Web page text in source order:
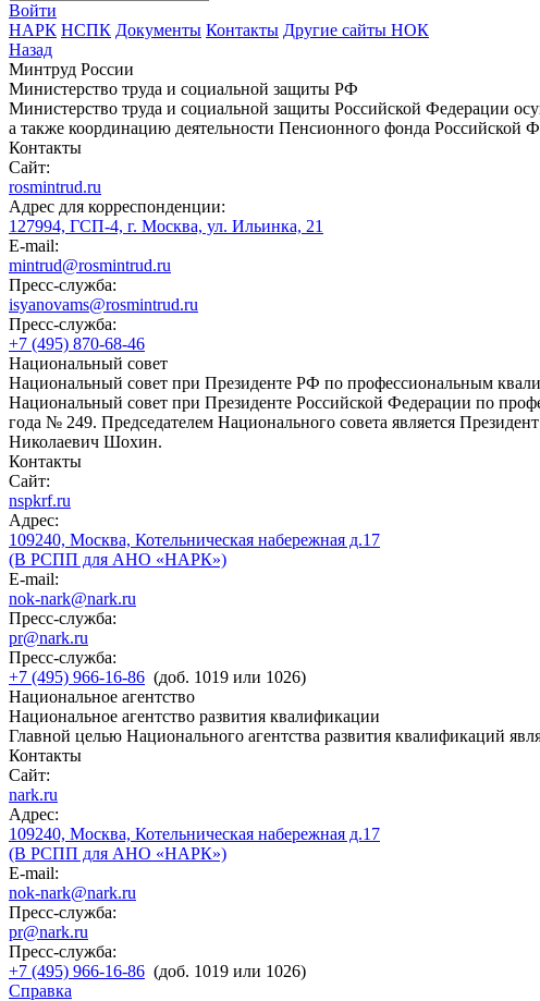
Войти
НАРК НСПК Документы Контакты Другие сайты НОК
Назад
Минтруд России
Министерство труда и социальной защиты РФ
Министерство труда и социальной защиты Российской Федерации
а также координацию деятельности Пенсионного фонда Российской
Контакты
Сайт:
rosmintrud.ru
Адрес для корреспонденции:
127994, ГСП-4, г. Москва, ул. Ильинка, 21
E-mail:
mintrud@rosmintrud.ru
Пресс-служба:
isyanovams@rosmintrud.ru
Пресс-служба:
+7 (495) 870-68-46
Национальный совет
Национальный совет при Президенте РФ по профессиональным
Национальный совет при Президенте Российской Федерации по
года № 249. Председателем Национального совета является
Николаевич Шохин.
Контакты
Сайт:
nspkrf.ru
Адрес:
109240, Москва, Котельническая набережная д.17
(В РСПП для АНО «НАРК»)
E-mail:
nok-nark@nark.ru
Пресс-служба:
pr@nark.ru
Пресс-служба:
+7 (495) 966-16-86 (доб. 1019 или 1026)
Национальное агентство
Национальное агентство развития квалификации
Главной целью Национального агентства развития квалификаций
Контакты
Сайт:
nark.ru
Адрес:
109240, Москва, Котельническая набережная д.17
(В РСПП для АНО «НАРК»)
E-mail:
nok-nark@nark.ru
Пресс-служба:
pr@nark.ru
Пресс-служба:
+7 (495) 966-16-86 (доб. 1019 или 1026)
Справка